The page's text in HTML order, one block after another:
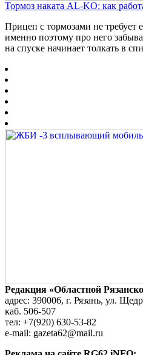
Тормоз наката AL-KO: как
Прицеп с тормозами не
именно поэтому про него
на спуске начинает толкать в
Редакция «Областной
адрес: 390006, г. Рязань, ул.
каб. 506-507
тел: +7(920) 630-53-82
e-mail: gazeta62@mail.ru